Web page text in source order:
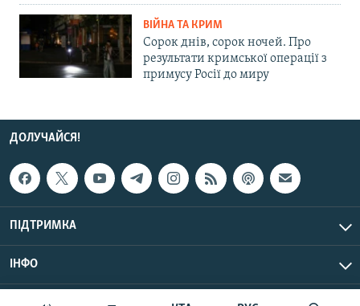
ВІЙНА ТА КРИМ
Сорок днів, сорок ночей. Про
результати кримської операції з
примусу Росії до миру
ДОЛУЧАЙСЯ!
ПІДТРИМКА
ІНФО